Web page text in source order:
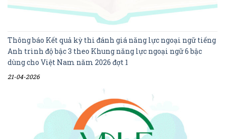
Thông báo Kết quả kỳ thi đánh giá năng lực ngoại ngữ tiếng
Anh trình độ bậc 3 theo Khung năng lực ngoại ngữ 6 bậc
dùng cho Việt Nam năm 2026 đợt 1
21-04-2026